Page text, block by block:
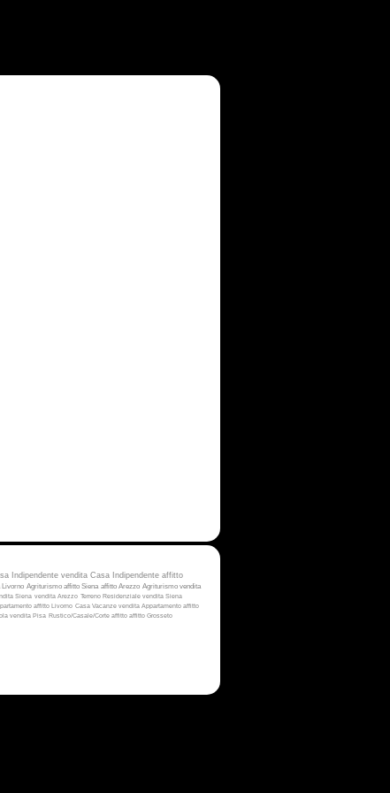
Indipendente vendita Casa Indipendente affitto
Livorno Agriturismo affitto Siena affitto Arezzo Agriturismo vendita
Siena vendita Arezzo Terreno Residenziale vendita Siena
affitto Livorno Casa Vacanze vendita Appartamento affitto
vendita Pisa Rustico/Casale/Corte affitto affitto Grosseto